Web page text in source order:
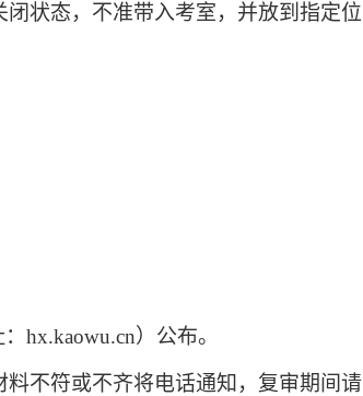
闭状态，不准带入考室，并放到指定位
hx.kaowu.cn）公布。
料不符或不齐将电话通知， 复审期间 请